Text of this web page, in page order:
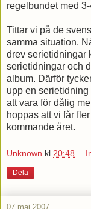
regelbundet med
Tittar vi på de
samma situation.
drev serietidningar
serietidningar och
album. Därför
upp en
att vara för dålig
hoppas att vi får
kommande året.
Unknown kl 20:48
Dela
07 maj 2007